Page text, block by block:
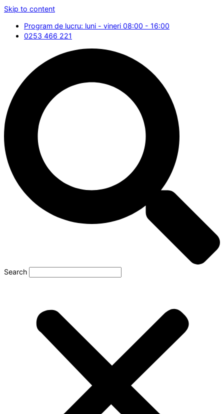
Skip to content
Program de lucru: luni - vineri 08:00 - 16:00
0253 466 221
Search